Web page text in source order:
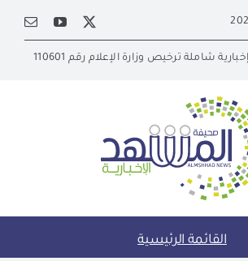
شاملة ترخيص وزارة الإعلام رقم 110601
القائمة الرئيسية